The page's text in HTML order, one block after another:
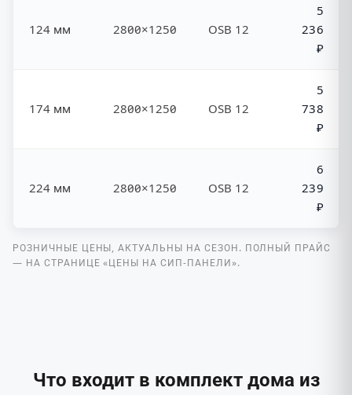
124 мм 2800×1250 OSB 12
5
236
₽
174 мм 2800×1250 OSB 12
5
738
₽
224 мм 2800×1250 OSB 12
6
239
₽
РОЗНИЧНЫЕ ЦЕНЫ, АКТУАЛЬНЫ НА СЕЗОН. ПОЛНЫЙ ПРАЙС
— НА СТРАНИЦЕ «ЦЕНЫ НА СИП-ПАНЕЛИ».
Что входит в комплект дома из